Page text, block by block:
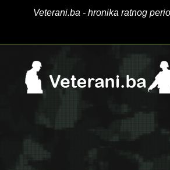
Veterani.ba - hronika ratnog